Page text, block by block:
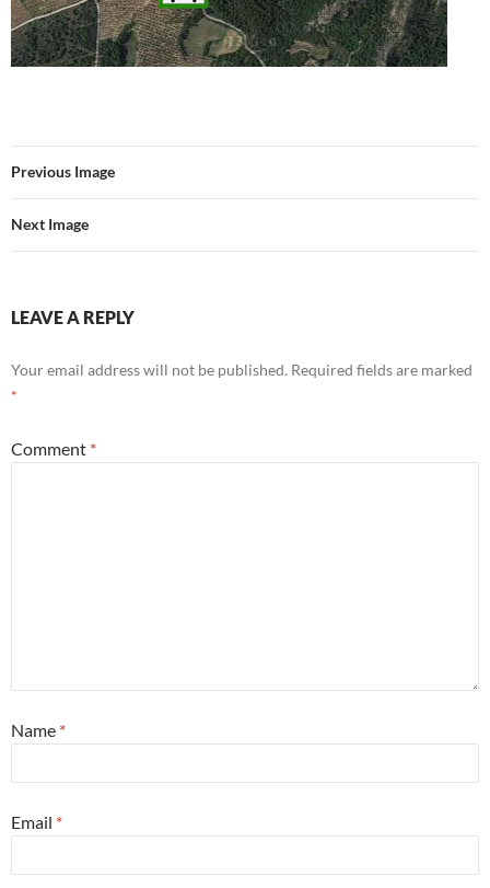
Previous Image
Next Image
LEAVE A REPLY
Your email address will not be published. Required fields are marked
*
Comment *
Name *
Email *